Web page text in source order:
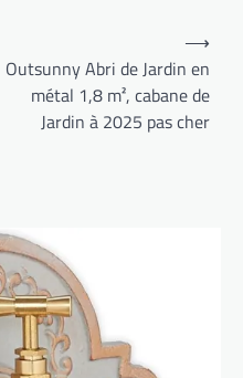
Outsunny Abri de Jardin en
métal 1,8 m², cabane de
Jardin à 2025 pas cher
⟶